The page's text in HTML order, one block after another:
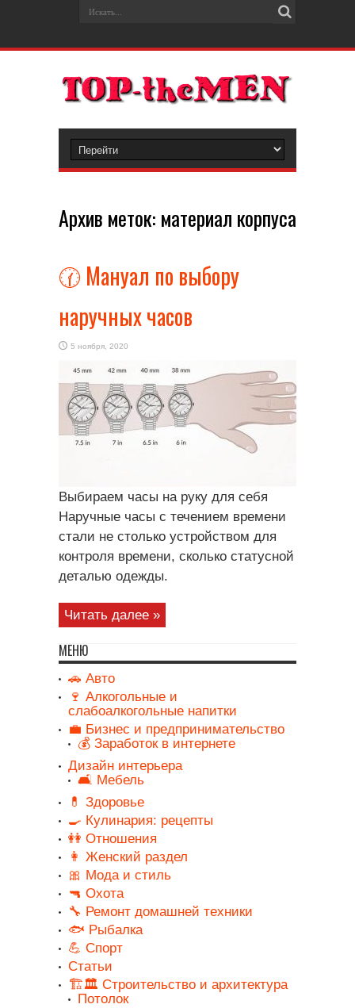
Архив меток: материал корпуса
🕜 Мануал по выбору
наручных часов
5 ноября, 2020
Выбираем часы на руку для себя
Наручные часы с течением времени
стали не столько устройством для
контроля времени, сколько статусной
деталью одежды.
Читать далее »
МЕНЮ
🚗 Авто
🍷 Алкогольные и
слабоалкогольные напитки
💼 Бизнес и предпринимательство
💰 Заработок в интернете
Дизайн интерьера
🛋️ Мебель
💊 Здоровье
🍳 Кулинария: рецепты
👭 Отношения
👩 Женский раздел
🎀 Мода и стиль
🔫 Охота
🔧 Ремонт домашней техники
🐟 Рыбалка
💪 Спорт
Статьи
🏗️🏛️ Строительство и архитектура
Потолок